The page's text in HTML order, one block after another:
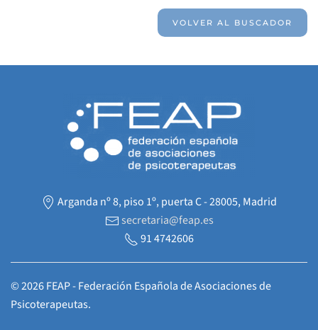
VOLVER AL BUSCADOR
Arganda nº 8, piso 1º, puerta C - 28005, Madrid
secretaria@feap.es
91 4742606
©2026FEAP - Federación Española de Asociaciones de
Psicoterapeutas.